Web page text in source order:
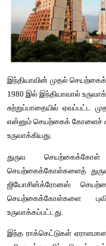
நிறுவனத்தின்
விண்வெளி
பிரதமருக்கு அறிக்கை